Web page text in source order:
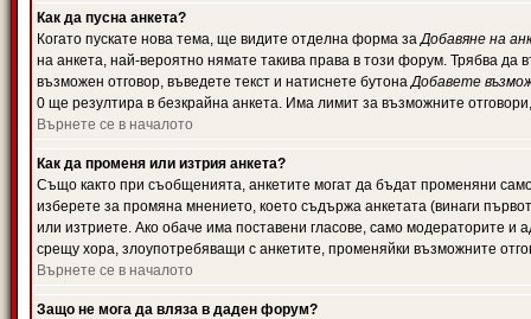
Как да пусна анкета?
Когато пускате нова тема, ще видите отделна форма заДобавяне на
на анкета, най-вероятно нямате такива права в този форум. Трябва да
възможен отговор, въведете текст и натиснете бутонаДобавете
0 ще резултира в безкрайна анкета. Има лимит за възможните
Върнете се в началото
Как да променя или изтрия анкета?
Също както при съобщенията, анкетите могат да бъдат променяни
изберете за промяна мнението, което съдържа анкетата (винаги
или изтриете. Ако обаче има поставени гласове, само модераторите и
срещу хора, злоупотребяващи с анкетите, променяйки възможните
Върнете се в началото
Защо не мога да вляза в даден форум?